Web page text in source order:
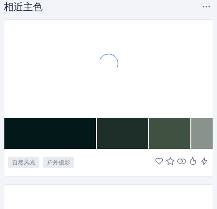
相近主色
自然风光 户外摄影